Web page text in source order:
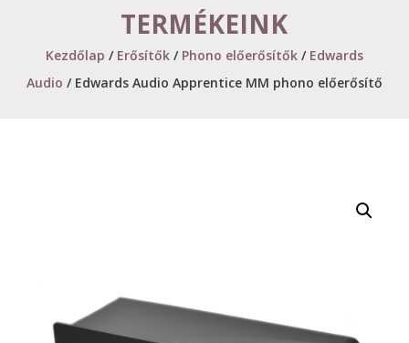
TERMÉKEINK
Kezdőlap / Erősítők/ Phono előerősítők/ Edwards
Audio / Edwards Audio Apprentice MM phono előerősítő